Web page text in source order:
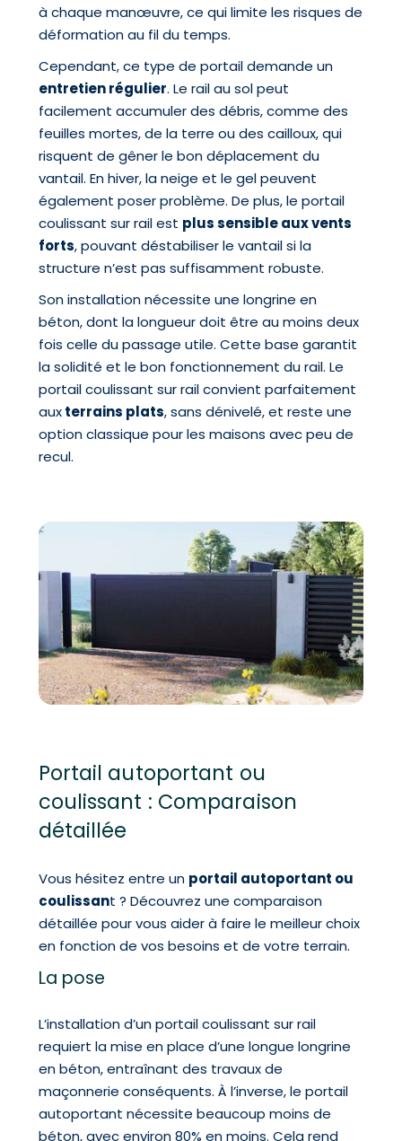
à chaque manœuvre, ce qui limite les risques de
déformation au fil du temps.
Cependant, ce type de portail demande un
entretien régulier. Le rail au sol peut
facilement accumuler des débris, comme des
feuilles mortes, de la terre ou des cailloux, qui
risquent de gêner le bon déplacement du
vantail. En hiver, la neige et le gel peuvent
également poser problème. De plus, le portail
coulissant sur rail est plus sensible aux vents
forts, pouvant déstabiliser le vantail si la
structure n’est pas suffisamment robuste.
Son installation nécessite une longrine en
béton, dont la longueur doit être au moins deux
fois celle du passage utile. Cette base garantit
la solidité et le bon fonctionnement du rail. Le
portail coulissant sur rail convient parfaitement
auxterrains plats, sans dénivelé, et reste une
option classique pour les maisons avec peu de
recul.
Portail autoportant ou
coulissant : Comparaison
détaillée
Vous hésitez entre un portail autoportant ou
coulissant ? Découvrez une comparaison
détaillée pour vous aider à faire le meilleur choix
en fonction de vos besoins et de votre terrain.
La pose
L’installation d’un portail coulissant sur rail
requiert la mise en place d’une longue longrine
en béton, entraînant des travaux de
maçonnerie conséquents. À l’inverse, le portail
autoportant nécessite beaucoup moins de
béton, avec environ 80% en moins. Cela rend